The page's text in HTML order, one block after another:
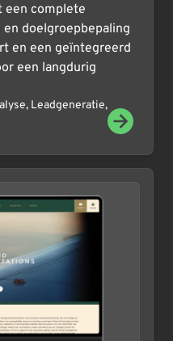
een complete
doelgroepbepaling
en een geïntegreerd
een langdurig
, Leadgeneratie,